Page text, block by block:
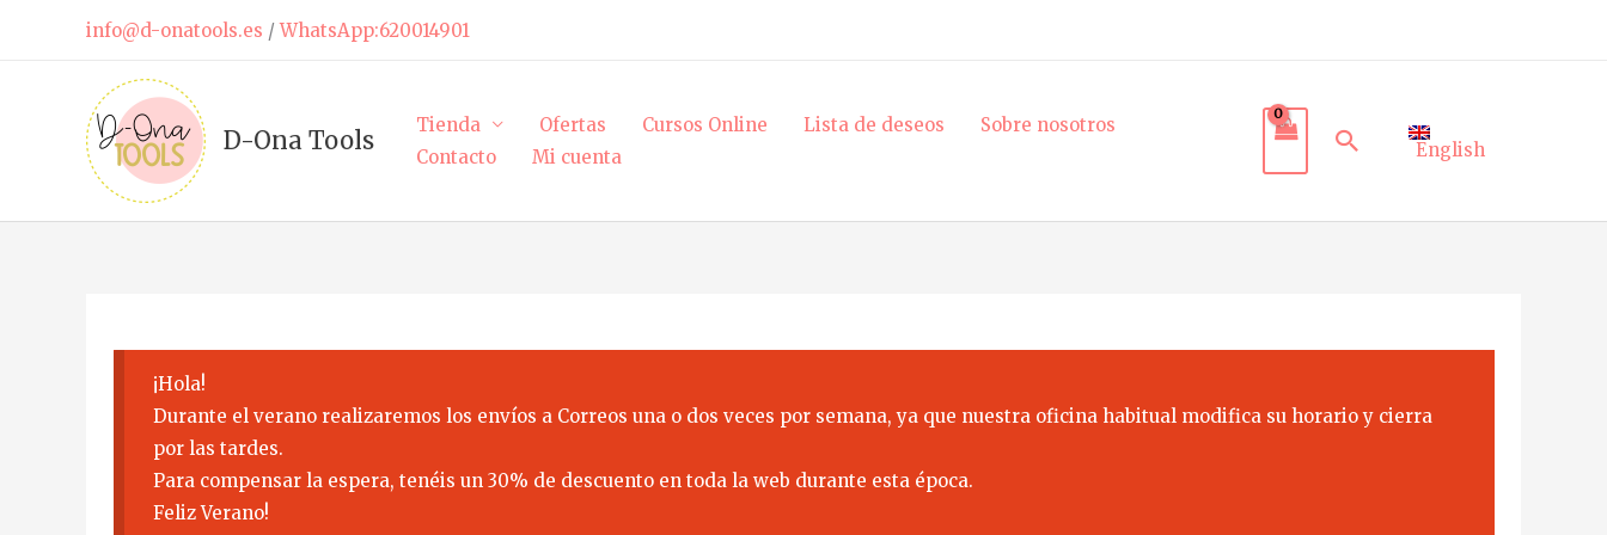
info@d-onatools.es /WhatsApp:620014901
D-Ona Tools
Tienda Ofertas Cursos Online Lista de deseos
Sobre nosotros
Contacto
Mi cuenta BuscarEnglish
¡Hola!
Durante el verano realizaremos los envíos a Correos una o dos veces por semana, ya que nuestra oficina habitual modifica su horario y cierra
por las tardes.
Para compensar la espera, tenéis un 30% de descuento en toda la web durante esta época.
Feliz Verano!